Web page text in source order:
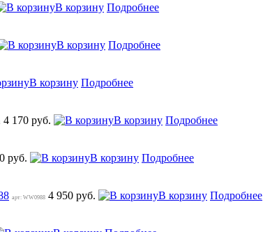
В корзину Подробнее
В корзину Подробнее
В корзину Подробнее
4 170 руб. В корзину Подробнее
руб. В корзину Подробнее
арт: WW0988 4 950 руб. В корзину Подробнее